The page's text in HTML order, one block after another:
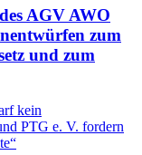
AGV AWO
zum
und zum
kein
PTG e. V. fordern